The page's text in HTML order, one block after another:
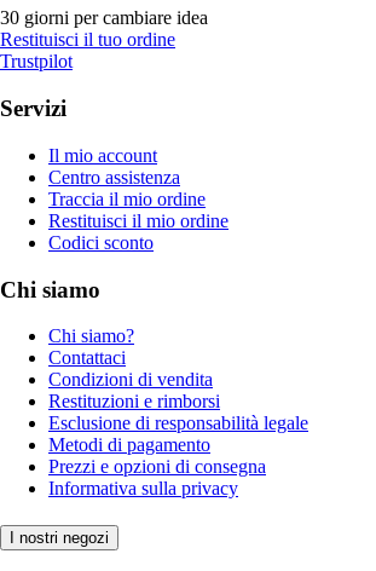
30 giorni per cambiare idea
Restituisci il tuo ordine
Trustpilot
Servizi
Il mio account
Centro assistenza
Traccia il mio ordine
Restituisci il mio ordine
Codici sconto
Chi siamo
Chi siamo?
Contattaci
Condizioni di vendita
Restituzioni e rimborsi
Esclusione di responsabilità legale
Metodi di pagamento
Prezzi e opzioni di consegna
Informativa sulla privacy
I nostri negozi